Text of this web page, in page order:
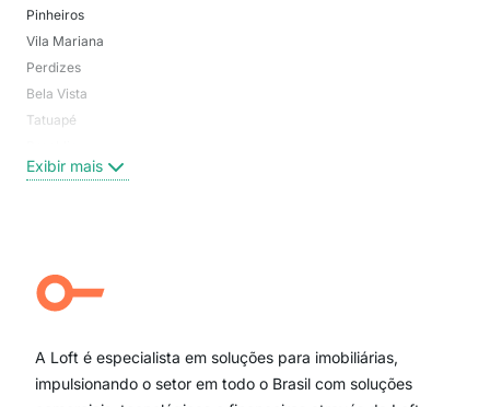
Pinheiros
Vila Mariana
Perdizes
Bela Vista
Tatuapé
Centro
Campo Belo
Ipiranga
Paraíso
Itaim Bibi
Exibir mais
A Loft é especialista em soluções para imobiliárias,
impulsionando o setor em todo o Brasil com soluções